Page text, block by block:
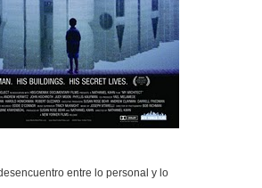
entre lo personal y lo